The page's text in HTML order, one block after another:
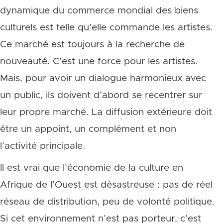
dynamique du commerce mondial des biens
culturels est telle qu’elle commande les artistes.
Ce marché est toujours à la recherche de
nouveauté. C’est une force pour les artistes.
Mais, pour avoir un dialogue harmonieux avec
un public, ils doivent d’abord se recentrer sur
leur propre marché. La diffusion extérieure doit
être un appoint, un complément et non
l’activité principale.
Il est vrai que l’économie de la culture en
Afrique de l’Ouest est désastreuse : pas de réel
réseau de distribution, peu de volonté politique.
Si cet environnement n’est pas porteur, c’est